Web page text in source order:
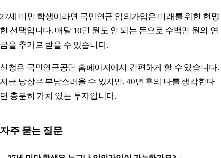
27세 미만 학생이라면 국민연금 임의가입은 미래를 위한 현명
한 선택입니다. 매달 10만 원도 안 되는 돈으로 수백만 원의 연
금을 추가로 받을 수 있습니다.
신청은 국민연금공단 홈페이지 에서 간편하게 할 수 있습니다.
지금 당장은 부담스러울 수 있지만, 40년 후의 나를 생각한다
면 충분히 가치 있는 투자입니다.
자주 묻는 질문